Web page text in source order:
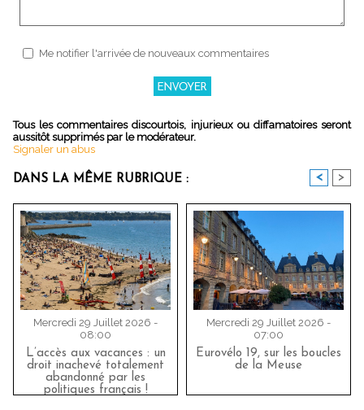
Me notifier l'arrivée de nouveaux commentaires
Tous les commentaires discourtois, injurieux ou diffamatoires seront
aussitôt supprimés par le modérateur.
Signaler un abus
DANS LA MÊME RUBRIQUE : < >
Mercredi 29 Juillet 2026 -
08:00
L’accès aux vacances : un
droit inachevé totalement
abandonné par les
politiques français !
Mercredi 29 Juillet 2026 -
07:00
Eurovélo 19, sur les boucles
de la Meuse